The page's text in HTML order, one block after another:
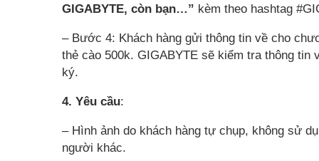
GIGABYTE, còn bạn…” kèm theo hashtag
– Bước 4: Khách hàng gửi thông tin về cho
thẻ cào 500k. GIGABYTE sẽ kiểm tra thông tin
ký.
4. Yêu cầu:
– Hình ảnh do khách hàng tự chụp, không sử
người khác.